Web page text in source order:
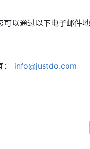
可以通过以下电子邮件地
info@justdo.com